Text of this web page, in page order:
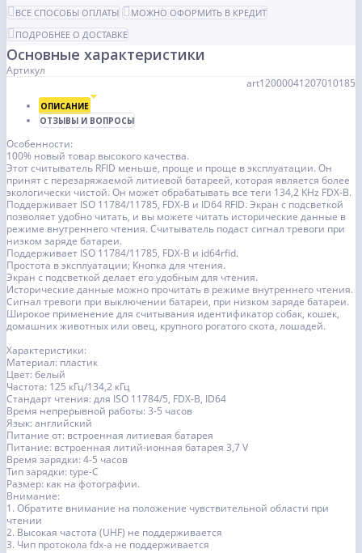
ВСЕ СПОСОБЫ ОПЛАТЫ
МОЖНО ОФОРМИТЬ В КРЕДИТ
ПОДРОБНЕЕ О ДОСТАВКЕ
Основные характеристики
Артикул
art12000041207010185
ОПИСАНИЕ
ОТЗЫВЫ И ВОПРОСЫ
Особенности:
100% новый товар высокого качества.
Этот считыватель RFID меньше, проще и проще в эксплуатации. Он
принят с перезаряжаемой литиевой батареей, которая является более
экологически чистой. Он может обрабатывать все теги 134,2 KHz FDX-B.
Поддерживает ISO 11784/11785, FDX-B и ID64 RFID. Экран с подсветкой
позволяет удобно читать, и вы можете читать исторические данные в
режиме внутреннего чтения. Считыватель подаст сигнал тревоги при
низком заряде батареи.
Поддерживает ISO 11784/11785, FDX-B и id64rfid.
Простота в эксплуатации; Кнопка для чтения.
Экран с подсветкой делает его удобным для чтения.
Исторические данные можно прочитать в режиме внутреннего чтения.
Сигнал тревоги при выключении батареи, при низком заряде батареи.
Широкое применение для считывания идентификатор собак, кошек,
домашних животных или овец, крупного рогатого скота, лошадей.
Характеристики:
Материал: пластик
Цвет: белый
Частота: 125 кГц/134,2 кГц
Стандарт чтения: для ISO 11784/5, FDX-B, ID64
Время непрерывной работы: 3-5 часов
Язык: английский
Питание от: встроенная литиевая батарея
Питание: встроенная литий-ионная батарея 3,7 V
Время зарядки: 4-5 часов
Тип зарядки: type-C
Размер: как на фотографии.
Внимание:
1. Обратите внимание на положение чувствительной области при
чтении
2. Высокая частота (UHF) не поддерживается
3. Чип протокола fdx-a не поддерживается